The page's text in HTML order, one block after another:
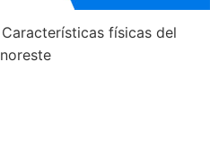
Características físicas del
noreste